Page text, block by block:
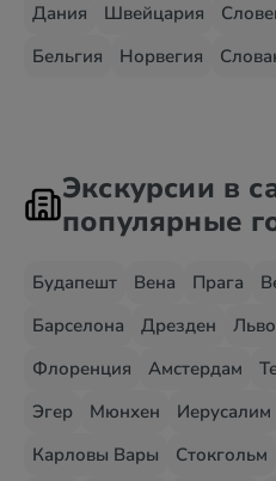
Дания
Швейцария
Бельгия
Норвегия
Экскурсии в
популярные
Будапешт Вена Прага
Барселона
Дрезден
Флоренция
Амстердам
Эгер
Мюнхен Иерусалим
Карловы Вары
Стокгольм